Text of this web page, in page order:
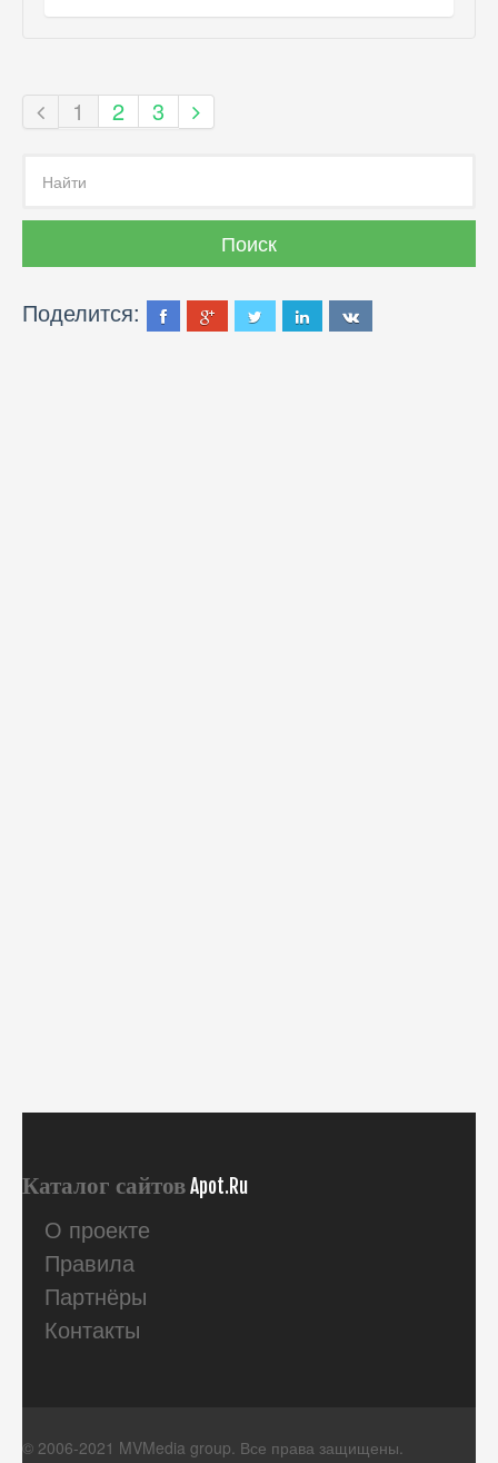
1 2 3
Поделится:
Каталог сайтовApot.Ru
О проекте
Правила
Партнёры
Контакты
© 2006-2021 MVMedia group. Все права защищены.